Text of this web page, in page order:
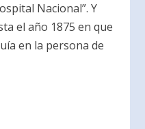
Nacional”. Y
el año 1875 en que
en la persona de